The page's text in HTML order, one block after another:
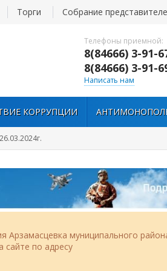
Телефоны приемной:
8(84666) 3-91-
8(84666) 3-91-
Написать нам
Торги Собрание
КОРРУПЦИИ
Арзамасцевка муниципального
сайте по адресу